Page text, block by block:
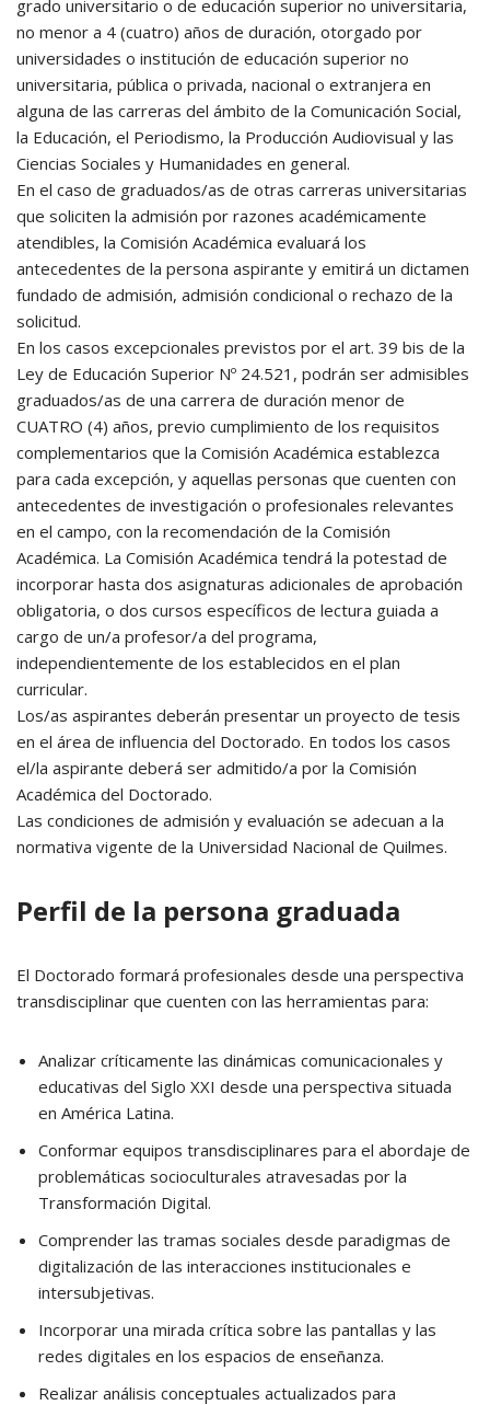
grado universitario o de educación superior no universitaria,
no menor a 4 (cuatro) años de duración, otorgado por
universidades o institución de educación superior no
universitaria, pública o privada, nacional o extranjera en
alguna de las carreras del ámbito de la Comunicación Social,
la Educación, el Periodismo, la Producción Audiovisual y las
Ciencias Sociales y Humanidades en general.
En el caso de graduados/as de otras carreras universitarias
que soliciten la admisión por razones académicamente
atendibles, la Comisión Académica evaluará los
antecedentes de la persona aspirante y emitirá un dictamen
fundado de admisión, admisión condicional o rechazo de la
solicitud.
En los casos excepcionales previstos por el art. 39 bis de la
Ley de Educación Superior Nº 24.521, podrán ser admisibles
graduados/as de una carrera de duración menor de
CUATRO (4) años, previo cumplimiento de los requisitos
complementarios que la Comisión Académica establezca
para cada excepción, y aquellas personas que cuenten con
antecedentes de investigación o profesionales relevantes
en el campo, con la recomendación de la Comisión
Académica. La Comisión Académica tendrá la potestad de
incorporar hasta dos asignaturas adicionales de aprobación
obligatoria, o dos cursos específicos de lectura guiada a
cargo de un/a profesor/a del programa,
independientemente de los establecidos en el plan
curricular.
Los/as aspirantes deberán presentar un proyecto de tesis
en el área de influencia del Doctorado. En todos los casos
el/la aspirante deberá ser admitido/a por la Comisión
Académica del Doctorado.
Las condiciones de admisión y evaluación se adecuan a la
normativa vigente de la Universidad Nacional de Quilmes.
Perfil de la persona graduada
El Doctorado formará profesionales desde una perspectiva
transdisciplinar que cuenten con las herramientas para:
Analizar críticamente las dinámicas comunicacionales y
educativas del Siglo XXI desde una perspectiva situada
en América Latina.
Conformar equipos transdisciplinares para el abordaje de
problemáticas socioculturales atravesadas por la
Transformación Digital.
Comprender las tramas sociales desde paradigmas de
digitalización de las interacciones institucionales e
intersubjetivas.
Incorporar una mirada crítica sobre las pantallas y las
redes digitales en los espacios de enseñanza.
Realizar análisis conceptuales actualizados para